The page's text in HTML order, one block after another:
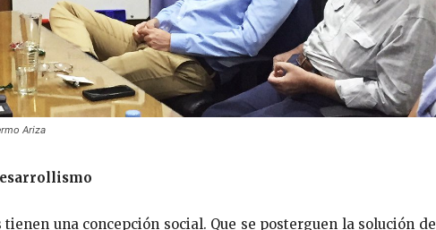
Ariza
una concepción social. Que se posterguen la solución de